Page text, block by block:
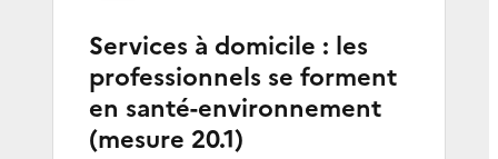
Services à domicile : les
professionnels se forment
en santé-environnement
(mesure 20.1)